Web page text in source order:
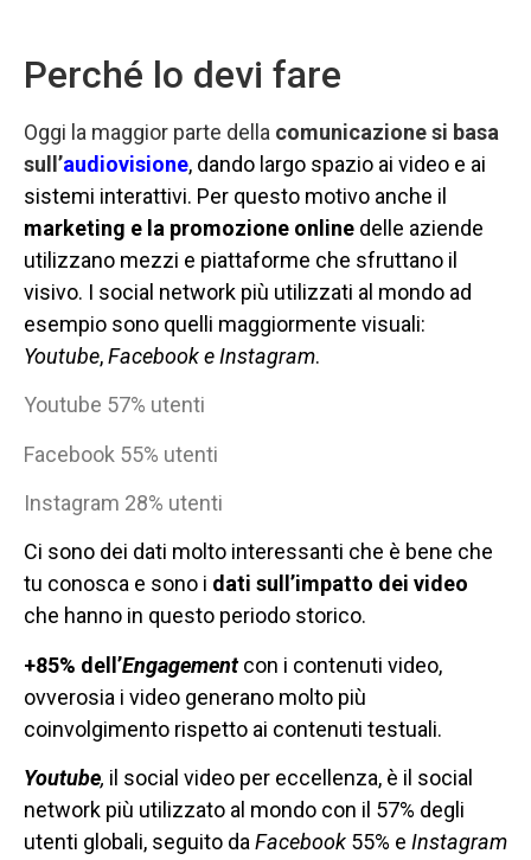
Perché lo devi fare
Oggi la maggior parte della comunicazione si basa
sull’audiovisione, dando largo spazio ai video e ai
sistemi interattivi. Per questo motivo anche il
marketing e la promozione online delle aziende
utilizzano mezzi e piattaforme che sfruttano il
visivo. I social network più utilizzati al mondo ad
esempio sono quelli maggiormente visuali:
Youtube,Facebook e Instagram.
Youtube 57% utenti
Facebook 55% utenti
Instagram 28% utenti
Ci sono dei dati molto interessanti che è bene che
tu conosca e sono i dati sull’impatto dei video
che hanno in questo periodo storico.
+85% dell’Engagementcon i contenuti video,
ovverosia i video generano molto più
coinvolgimento rispetto ai contenuti testuali.
Youtube, il social video per eccellenza, è il social
network più utilizzato al mondo con il 57% degli
utenti globali, seguito da Facebook 55% e Instagram